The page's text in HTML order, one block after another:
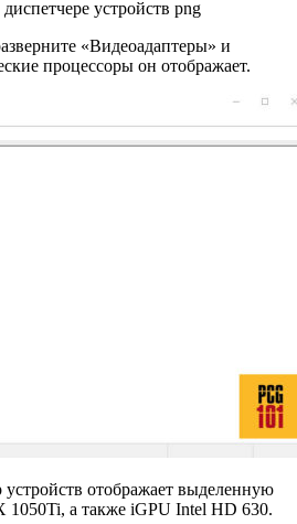
«Видеоадаптеры» и
процессоры он отображает.
отображает выделенную
а также iGPU Intel HD 630.